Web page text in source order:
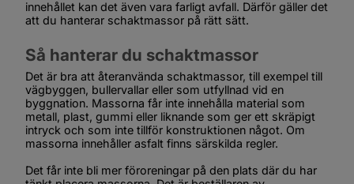
innehållet kan det även vara farligt avfall. Därför gäller det
att du hanterar schaktmassor på rätt sätt.
Så hanterar du schaktmassor
Det är bra att återanvända schaktmassor, till exempel till
vägbyggen, bullervallar eller som utfyllnad vid en
byggnation. Massorna får inte innehålla material som
metall, plast, gummi eller liknande som ger ett skräpigt
intryck och som inte tillför konstruktionen något. Om
massorna innehåller asfalt finns särskilda regler.
Det får inte bli mer föroreningar på den plats där du har